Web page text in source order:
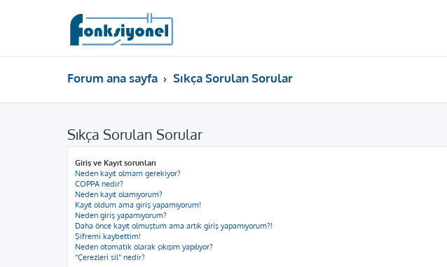
Forum ana sayfa Sıkça Sorulan Sorular
Sıkça Sorulan Sorular
Giriş ve Kayıt sorunları
Neden kayıt olmam gerekiyor?
COPPA nedir?
Neden kayıt olamıyorum?
Kayıt oldum ama giriş yapamıyorum!
Neden giriş yapamıyorum?
Daha önce kayıt olmuştum ama artık giriş yapamıyorum?!
Şifremi kaybettim!
Neden otomatik olarak çıkışım yapılıyor?
“Çerezleri sil” nedir?